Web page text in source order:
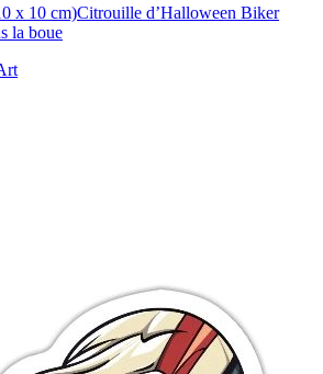
x 10 cm)Citrouille d’Halloween Biker
la boue